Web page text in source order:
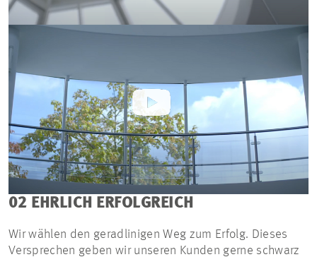
02 EHRLICH ERFOLGREICH
Wir wählen den geradlinigen Weg zum Erfolg. Dieses
Versprechen geben wir unseren Kunden gerne schwarz